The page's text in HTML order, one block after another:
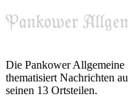
Die Pankower Allgemeine
thematisiert Nachrichten
seinen 13 Ortsteilen.